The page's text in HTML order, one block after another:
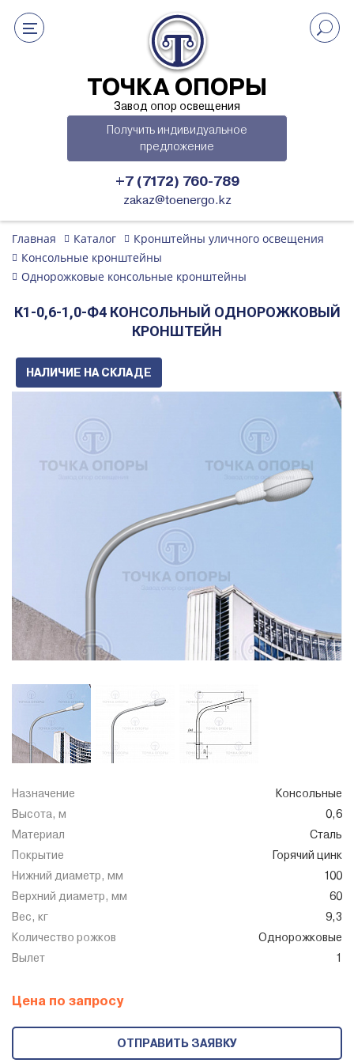
ТОЧКА ОПОРЫ
Завод опор освещения
Получить индивидуальное
предложение
+7 (7172) 760-789
zakaz@toenergo.kz
Главная Каталог
Кронштейны уличного освещения
Консольные кронштейны
Однорожковые консольные кронштейны
К1-0,6-1,0-Ф4 КОНСОЛЬНЫЙ ОДНОРОЖКОВЫЙ
КРОНШТЕЙН
НАЛИЧИЕ НА СКЛАДЕ
Назначение
Консольные
Высота, м
0,6
Материал
Сталь
Покрытие
Горячий цинк
Нижний диаметр, мм
100
Верхний диаметр, мм
60
Вес, кг
9,3
Количество рожков
Однорожковые
Вылет
1
Цена по запросу
ОТПРАВИТЬ ЗАЯВКУ